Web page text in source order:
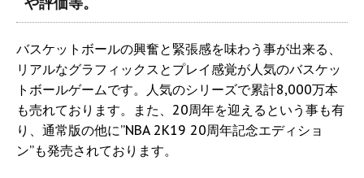
バスケットボールの興奮と緊張感を味わう事が出来る、
リアルなグラフィックスとプレイ感覚が人気のバスケッ
トボールゲームです。人気のシリーズで累計8,000万本
も売れております。また、20周年を迎えるという事も有
り、通常版の他に”NBA 2K19 20周年記念エディショ
ン”も発売されております。